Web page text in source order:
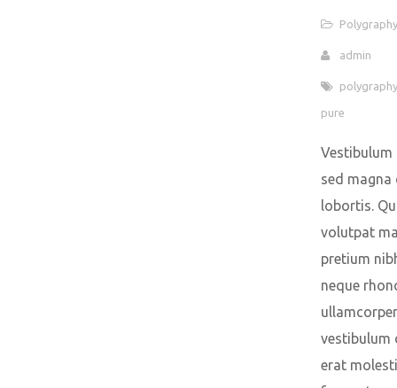
Polygraphy
admin
polygraphy
pure
Vestibulum
sed magna
lobortis.
volutpat
pretium
neque
vestibulum
erat